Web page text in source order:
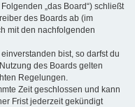
„das Board“) schließt
des Boards ab (im
mit den nachfolgenden
bist, so darfst du
des Boards gelten
Regelungen.
Zeit geschlossen und kann
Frist jederzeit gekündigt